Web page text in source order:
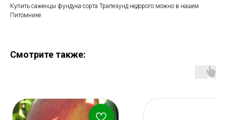
Купить саженцы фундука сорта Трапезунд недорого можно в нашем
Питомнике.
Смотрите также: